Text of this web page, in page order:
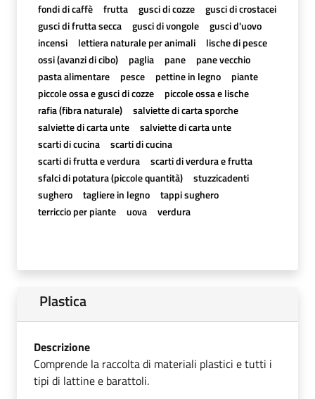
fondi di caffè
frutta gusci di cozze
gusci di crostacei
gusci di frutta secca
gusci di vongole
gusci d'uovo
incensi
lettiera naturale per animali
lische di pesce
ossi (avanzi di cibo)
paglia pane
pane vecchio
pasta alimentare
pesce pettine in legno
piante
piccole ossa e gusci di cozze
piccole ossa e lische
rafia (fibra naturale)
salviette di carta sporche
salviette di carta unte
salviette di carta unte
scarti di cucina
scarti di cucina
scarti di frutta e verdura
scarti di verdura e frutta
sfalci di potatura (piccole quantità)
stuzzicadenti
sughero
tagliere in legno
tappi sughero
terriccio per piante
uova verdura
Plastica
Descrizione
Comprende la raccolta di materiali plastici e tutti i
tipi di lattine e barattoli.